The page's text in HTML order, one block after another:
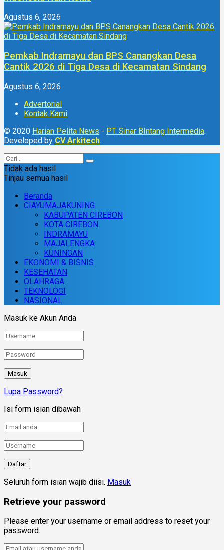
Agustus 6, 2026
Pemkab Indramayu dan BPS Canangkan Desa
Cantik 2026 di Tiga Desa di Kecamatan Sindang
Agustus 6, 2026
Advertorial
Kontak Kami
© 2020 Harian Pelita News - PT. Sinar BIntang Intermedia.
Developed by CV Arkitech.
Tidak ada hasil
Tinjau semua hasil
Beranda
CIAYUMAJAKUNING
KABUPATEN CIREBON
KOTA CIREBON
INDRAMAYU
MAJALENGKA
KUNINGAN
EKONOMI & BISNIS
KESEHATAN
OLAHRAGA
TEKNOLOGI
NASIONAL
Masuk ke Akun Anda
Lupa Password?
Isi form isian dibawah
Seluruh form isian wajib diisi. Masuk
Retrieve your password
Please enter your username or email address to reset your
password.